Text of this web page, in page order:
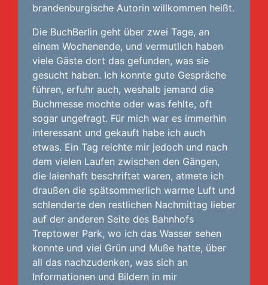
brandenburgische Autorin willkommen heißt.
Die BuchBerlin geht über zwei Tage, an
einem Wochenende, und vermutlich haben
viele Gäste dort das gefunden, was sie
gesucht haben. Ich konnte gute Gespräche
führen, erfuhr auch, weshalb jemand die
Buchmesse mochte oder was fehlte, oft
sogar ungefragt. Für mich war es immerhin
interessant und gekauft habe ich auch
etwas. Ein Tag reichte mir jedoch und nach
dem vielen Laufen zwischen den Gängen,
die laienhaft beschriftet waren, atmete ich
draußen die spätsommerlich warme Luft und
schlenderte den restlichen Nachmittag lieber
auf der anderen Seite des Bahnhofs
Treptower Park, wo ich das Wasser sehen
konnte und viel Grün und Muße hatte, über
all das nachzudenken, was sich an
Informationen und Bildern in mir